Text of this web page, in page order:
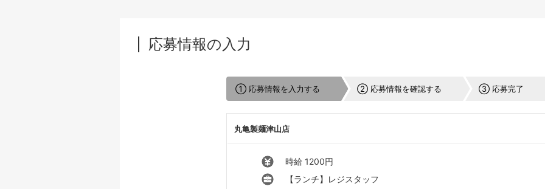
応募情報の入力
① 応募情報を入力する ② 応募情報を確認する ③ 応募完了
丸亀製麺津山店
時給 1200円
【ランチ】レジスタッフ